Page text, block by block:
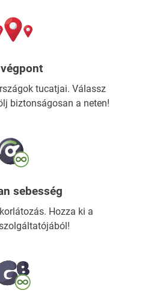
tucatjai. Válassz
biztonságosan a neten!
sebesség
Hozza ki a